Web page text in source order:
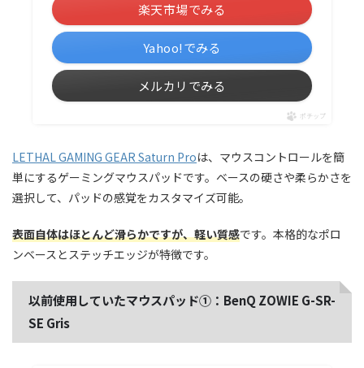
楽天市場でみる
Yahoo!でみる
メルカリでみる
ポチップ
LETHAL GAMING GEAR Saturn Proは、マウスコントロールを簡
単にするゲーミングマウスパッドです。ベースの硬さや柔らかさを
選択して、パッドの感覚をカスタマイズ可能。
表面自体はほとんど滑らかですが、軽い質感です。本格的なポロ
ンベースとステッチエッジが特徴です。
以前使用していたマウスパッド①：BenQ ZOWIE G-SR-
SE Gris